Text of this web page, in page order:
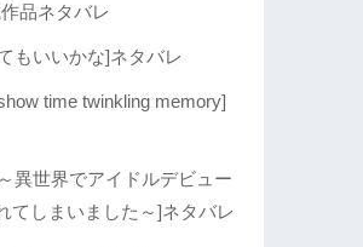
品ネタバレ
もいいかな]ネタバレ
time twinkling memory]
異世界でアイドルデビュー
てしまいました～]ネタバレ